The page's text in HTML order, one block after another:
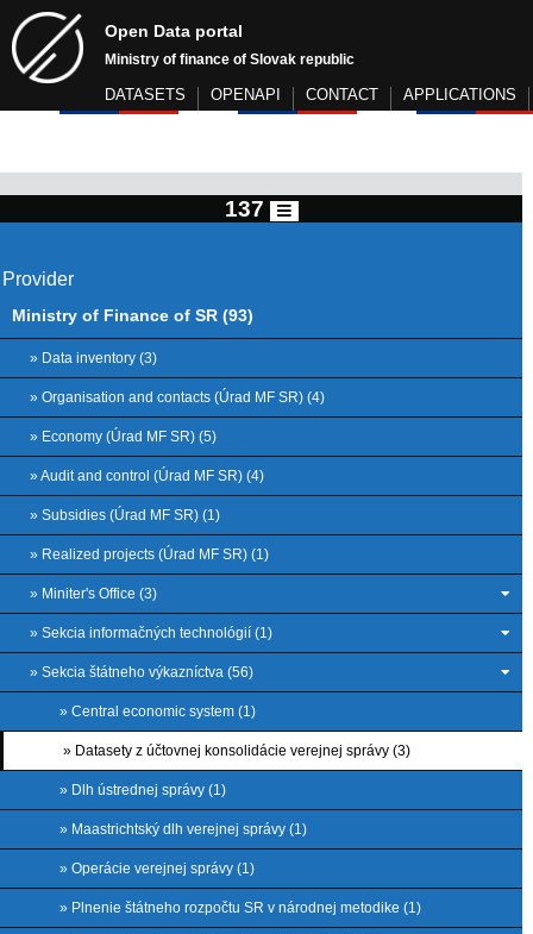
Open Data portal
Ministry of finance of Slovak republic
DATASETS OPENAPI CONTACT APPLICATIONS
137
Provider
Ministry of Finance of SR (93)
» Data inventory (3)
» Organisation and contacts (Úrad MF SR) (4)
» Economy (Úrad MF SR) (5)
» Audit and control (Úrad MF SR) (4)
» Subsidies (Úrad MF SR) (1)
» Realized projects (Úrad MF SR) (1)
» Miniter's Office (3)
» Sekcia informačných technológií (1)
» Sekcia štátneho výkazníctva (56)
» Central economic system (1)
» Datasety z účtovnej konsolidácie verejnej správy (3)
» Dlh ústrednej správy (1)
» Maastrichtský dlh verejnej správy (1)
» Operácie verejnej správy (1)
» Plnenie štátneho rozpočtu SR v národnej metodike (1)